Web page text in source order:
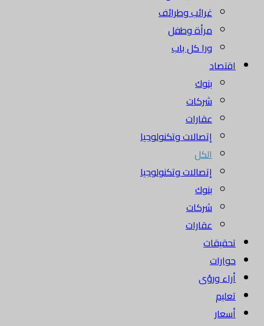
غرائب وطرائف
مرأة وطفل
ورا كل باب
اقتصاد
بنوك
شركات
عقارات
إتصالات وتكنولوجيا
الكل
إتصالات وتكنولوجيا
بنوك
شركات
عقارات
تحقيقات
حوارات
أراء ورؤى
تعليم
أسعار